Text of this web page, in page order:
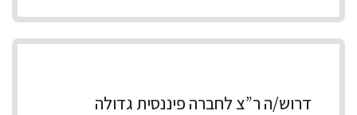
דרוש/ה ר”צ לחברה פיננסית גדולה